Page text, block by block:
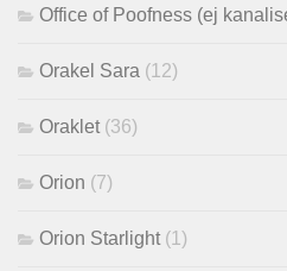
Office of Poofness (ej
Orakel Sara (12)
Oraklet (36)
Orion (7)
Orion Starlight (1)